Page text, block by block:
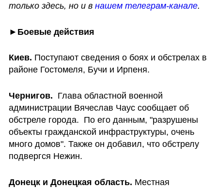
только здесь, но и в нашем телеграм-канале.
► Боевые действия
Киев. Поступают сведения о боях и обстрелах в
районе Гостомеля, Бучи и Ирпеня.
Чернигов.
  Глава областной военной
администрации Вячеслав Чаус сообщает об
обстреле города.  По его данным, "разрушены
объекты гражданской инфраструктуры, очень
много домов". Также он добавил, что обстрелу
подвергся Нежин.
Донецк и Донецкая область. Местная